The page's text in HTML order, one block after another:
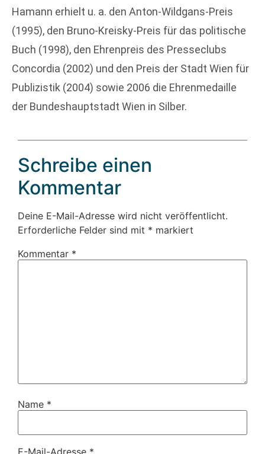
Hamann erhielt u. a. den Anton-Wildgans-Preis
(1995), den Bruno-Kreisky-Preis für das politische
Buch (1998), den Ehrenpreis des Presseclubs
Concordia (2002) und den Preis der Stadt Wien für
Publizistik (2004) sowie 2006 die Ehrenmedaille
der Bundeshauptstadt Wien in Silber.
Schreibe einen
Kommentar
Deine E-Mail-Adresse wird nicht veröffentlicht.
Erforderliche Felder sind mit * markiert
Kommentar *
Name *